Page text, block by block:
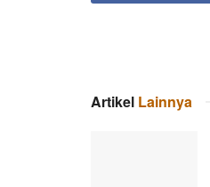
Artikel Lainnya